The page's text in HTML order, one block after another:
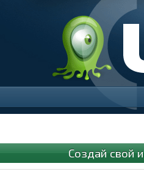
Создай свой